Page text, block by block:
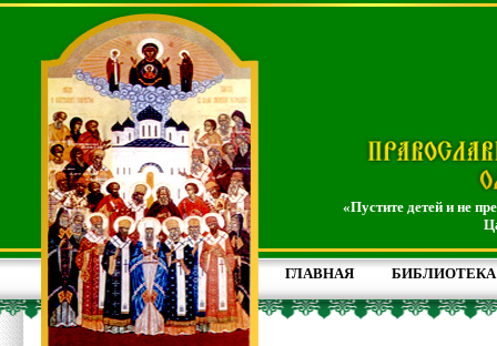
«Пустите детей и не
ГЛАВНАЯ БИБЛИОТЕКА